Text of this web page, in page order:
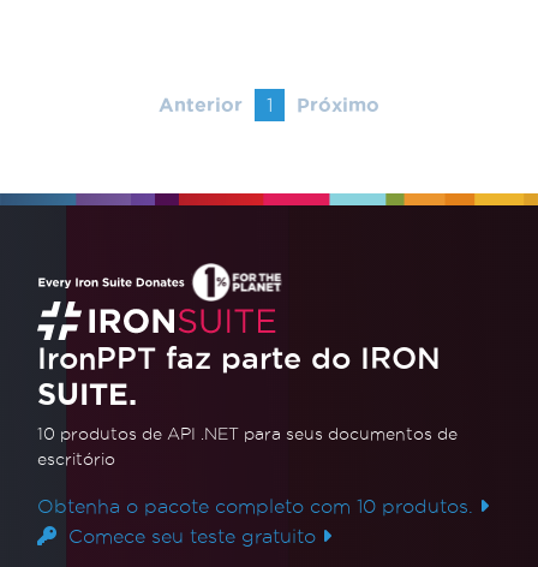
Anterior 1 Próximo
IronPPT faz parte do IRON
SUITE.
10 produtos de API .NET para seus documentos de
escritório
Obtenha o pacote completo com 10 produtos.
Comece seu teste gratuito